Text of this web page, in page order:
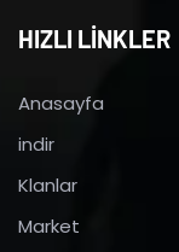
HIZLI LİNKLER
Anasayfa
indir
Klanlar
Market